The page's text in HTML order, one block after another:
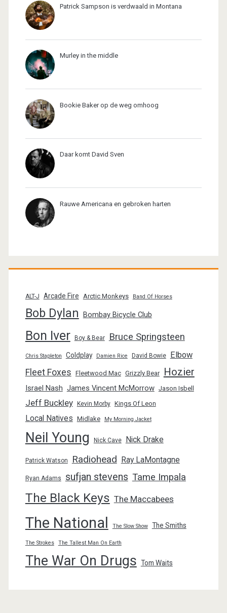
Patrick Sampson is verdwaald in Montana
Murley in the middle
Bookie Baker op de weg omhoog
Daar komt David Sven
Rauwe Americana en gebroken harten
ALT-J Arcade Fire Arctic Monkeys Band Of Horses
Bob Dylan Bombay Bicycle Club
Bon Iver Boy & Bear Bruce Springsteen
Chris Stapleton Coldplay Damien Rice David Bowie Elbow
Fleet Foxes Fleetwood Mac Grizzly Bear Hozier
Israel Nash James Vincent McMorrow Jason Isbell
Jeff Buckley Kevin Morby Kings Of Leon
Local Natives Midlake My Morning Jacket
Neil Young Nick Cave Nick Drake
Patrick Watson Radiohead Ray LaMontagne
Ryan Adams sufjan stevens Tame Impala
The Black Keys The Maccabees
The National The Slow Show The Smiths
The Strokes The Tallest Man On Earth
The War On Drugs Tom Waits